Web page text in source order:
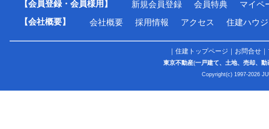
【会員登録・会員様用】
新規会員登録 会員特典
マイペ
【会社概要】
会社概要 採用情報 アクセス 住建ハウ
｜ 住建トップページ ｜ お問合せ ｜
東京不動産(一戸建て、土地、売却、動
Copyright(c) 1997-2026